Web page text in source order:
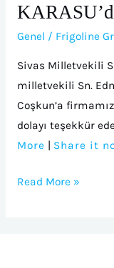
Genel / Frigoline
Sivas Milletvekili
milletvekili Sn.
Coşkun’a
dolayı teşekkür
More | Share it
KARASU’dan
Read More »